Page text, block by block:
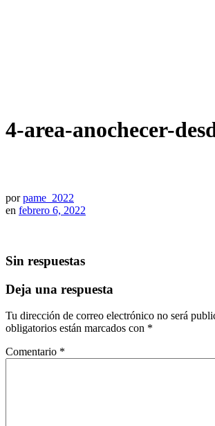
4-area-anochecer-
porpame_2022
en febrero 6, 2022
Sin respuestas
Deja una respuesta
Tu dirección de correo electrónico no será
obligatorios están marcados con *
Comentario *